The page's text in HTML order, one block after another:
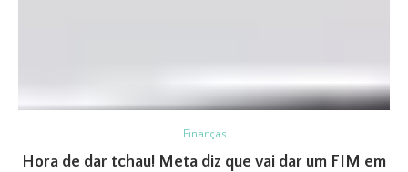
Finanças
Hora de dar tchau! Meta diz que vai dar um FIM em